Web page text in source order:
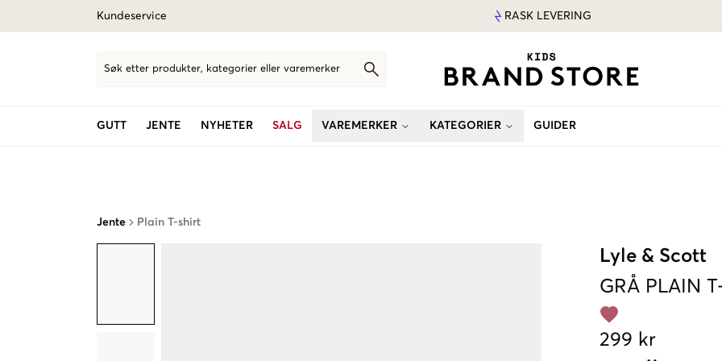
Kundeservice RASK LEVERING
Søk etter produkter, kategorier eller varemerker
GUTT JENTE NYHETER SALG VAREMERKER KATEGORIER GUIDER
Jente Plain T-shirt
Lyle & Scott
GRÅ PLAIN
299 kr